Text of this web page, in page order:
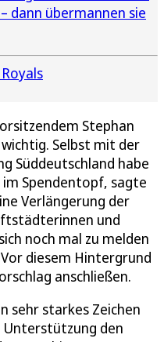
dann übermannen sie
Royals
Stephan
Selbst mit der
Süddeutschland habe
Spendentopf, sagte
Verlängerung der
und
noch mal zu melden
diesem Hintergrund
anschließen.
sehr starkes Zeichen
den